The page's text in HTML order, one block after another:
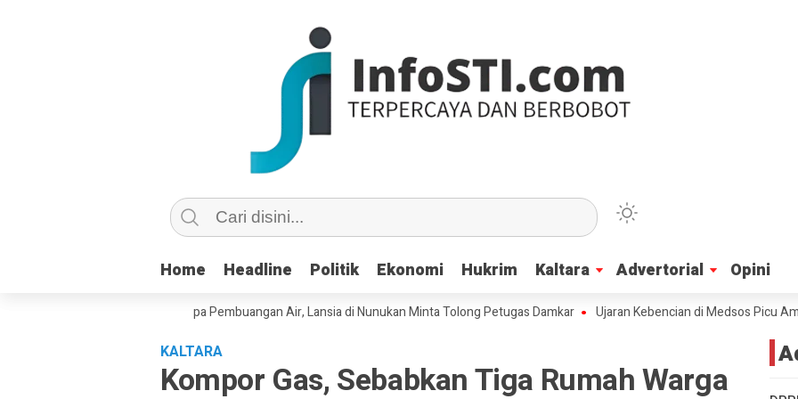
Home Headline Politik Ekonomi Hukrim Kaltara Advertorial Opini
Home Headline Politik Ekonomi Hukrim Kaltara Advertorial Opini
Copot dan Masuk Saluran Pipa Pembuangan Air, Lansia di Nunukan Minta Tolong Petugas Damkar Ujaran Kebencian di Medsos Picu Amarah
KALTARA
Kompor Gas, Sebabkan Tiga Rumah Warga